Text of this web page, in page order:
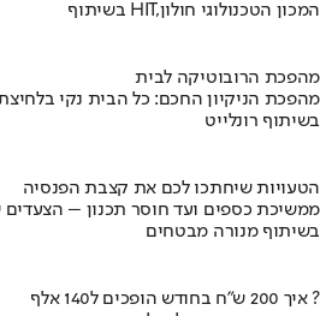
בשיתוף HIT,המכון הטכנולוגי חולון
מהפכת הרובוטיקה לבית
מהפכת הניקיון החכם: כל הבית נקי
בשיתוף רונלייט
הטעויות שיחתכו לכם את קצבת הפנסיה
ממשיכת כספים ועד חוסר תכנון –
בשיתוף מנורה מבטחים
איך 200 ש"ח בחודש הופכים ל140 אלף ?